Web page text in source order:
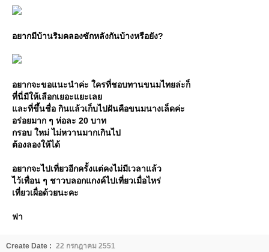
อยากมีบ้านริมคลองซักหลังกันบ้างหรือยัง?
อยากจะขอแนะนำค่ะ ใครที่ชอบทานขนมไทยล่ะก็
ที่นี่มีให้เลือกเยอะแยะเลย
และที่ขึ้นชื่อ กินแล้วเก็บไปฝันคือขนมนางเล็ดค่ะ
อร่อยมาก ๆ ห่อละ 20 บาท
กรอบ ใหม่ ไม่หวานมากเกินไป
ต้องลองให้ได้
อยากจะไปเที่ยวอีกครั้งแต่คงไม่มีเวลาแล้ว
ไว้เพื่อน ๆ ชาวบลอกแกงค์ไปเที่ยวเมื่อไหร่
เที่ยวเผื่อด้วยนะคะ
ฟา
Create Date : 22 กรกฎาคม 2551